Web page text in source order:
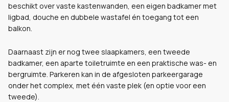
beschikt over vaste kastenwanden, een eigen badkamer met
ligbad, douche en dubbele wastafel én toegang tot een
balkon.
Daarnaast zijn er nog twee slaapkamers, een tweede
badkamer, een aparte toiletruimte en een praktische was- en
bergruimte. Parkeren kan in de afgesloten parkeergarage
onder het complex, met één vaste plek (en optie voor een
tweede).